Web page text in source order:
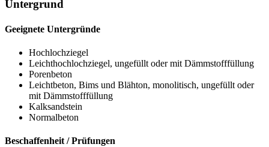
Untergrund
Geeignete Untergründe
Hochlochziegel
Leichthochlochziegel, ungefüllt oder mit Dämmstofffüllung
Porenbeton
Leichtbeton, Bims und Blähton, monolitisch, ungefüllt oder
mit Dämmstofffüllung
Kalksandstein
Normalbeton
Beschaffenheit / Prüfungen